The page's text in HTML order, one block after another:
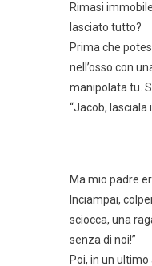
Rimasi
lasciato tutto?
Prima che
nell’osso con
manipolata tu.
“Jacob,
Ma mio padre
Inciampai,
sciocca, una
senza di noi!”
Poi, in un